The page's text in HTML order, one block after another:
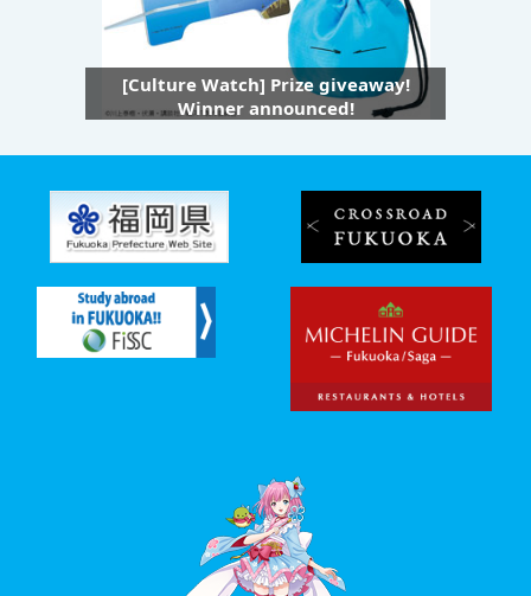
[Culture Watch] Prize giveaway!
Winner announced!